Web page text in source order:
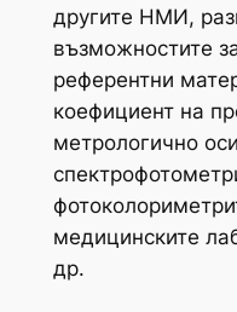
другите НМИ,
възможностите
референтни
коефициент на
метрологично
медицинските
др.